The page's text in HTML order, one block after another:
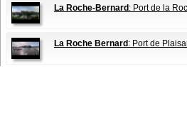
La Roche-Bernard : Port de la
La Roche Bernard : Port de